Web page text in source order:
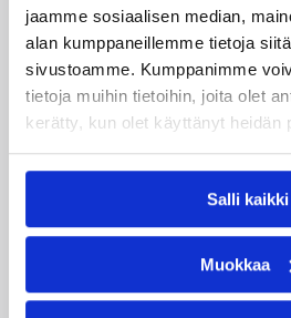
jaamme sosiaalisen median,
alan kumppaneillemme tietoja
sivustoamme. Kumppanimme
tietoja muihin tietoihin, joita olet
kerätty, kun olet käyttänyt heidän
Salli kaikki
Muokkaa